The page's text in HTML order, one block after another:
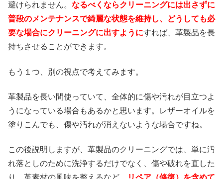
避けられません。 なるべくならクリーニングには出さずに
普段のメンテナンスで綺麗な状態を維持し、どうしても必
要な場合にクリーニングに出すようにすれば、革製品を長
持ちさせることができます。
もう１つ、別の視点で考えてみます。
革製品を長い間使っていて、全体的に傷や汚れが目立つよ
うになっている場合もあるかと思います。レザーオイルを
塗りこんでも、傷や汚れが消えないような場合ですね。
この後説明しますが、革製品のクリーニングでは、単に汚
れ落としのために洗浄するだけでなく、傷や破れを直した